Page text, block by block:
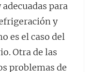
para
y
es el caso del
Otra de las
problemas de